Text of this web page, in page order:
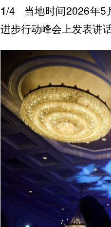
1/4
当地时间2026年5
进步行动峰会上发表讲话